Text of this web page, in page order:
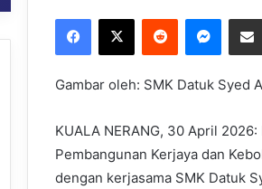
Gambar oleh: SMK Datuk Syed
KUALA NERANG, 30 April
Pembangunan Kerjaya dan
dengan kerjasama SMK Datuk